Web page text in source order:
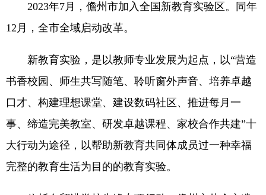
2023年7月，儋州市加入全国新教育实验区。同年
12月，全市全域启动改革。
新教育实验，是以教师专业发展为起点，以“营造
书香校园、师生共写随笔、聆听窗外声音、培养卓越
口才、构建理想课堂、建设数码社区、推进每月一
事、缔造完美教室、研发卓越课程、家校合作共建”十
大行动为途径，以帮助新教育共同体成员过一种幸福
完整的教育生活为目的的教育实验。